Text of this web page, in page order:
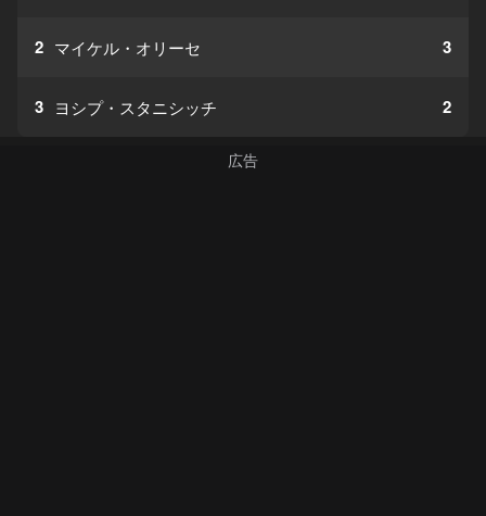
2 マイケル・オリーセ 3
3 ヨシプ・スタニシッチ 2